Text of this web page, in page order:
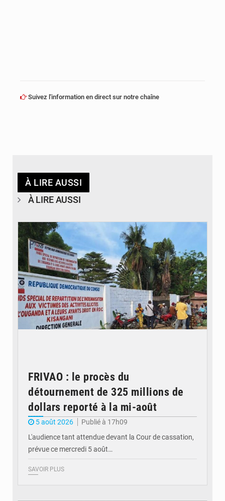
Suivez l'information en direct sur notre chaîne
À LIRE AUSSI
À LIRE AUSSI
FRIVAO : le procès du
détournement de 325 millions de
dollars reporté à la mi-août
5 août 2026
Publié à 17h09
L'audience tant attendue devant la Cour de cassation,
prévue ce mercredi 5 août…
SAVOIR PLUS